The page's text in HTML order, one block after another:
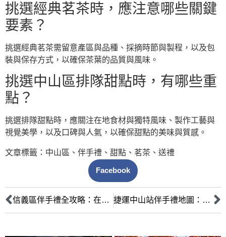
挑選經典茗茶時，應注意哪些關鍵
要素？
挑選經典茗茶需留意產區與品種、採摘時節與製程，以及包
裝與保存方式，以確保茶葉的品質與風味。
挑選中山區排隊甜點時，有哪些重
點？
挑選排隊甜點時，應關注在地食材與獨特風味、製作工藝與
視覺美學，以及口碑與人氣，以確保甜點的美味與質感。
文章標籤： 中山區 、 伴手禮 、 甜點 、 茗茶 、 送禮
Facebook
信義區伴手禮全攻略：在地人激推！從美食到文創，一次網羅市政府到信義安和站人氣好店 捷運中山站伴手禮地圖：品味台北都會的百年茶韻與法式甜點的浪漫